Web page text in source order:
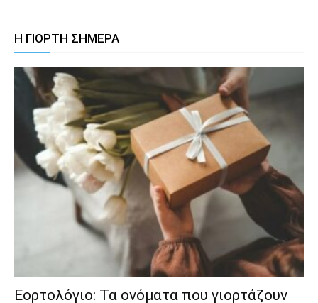
Η ΓΙΟΡΤΗ ΣΗΜΕΡΑ
Εορτολόγιο: Τα ονόματα που γιορτάζουν